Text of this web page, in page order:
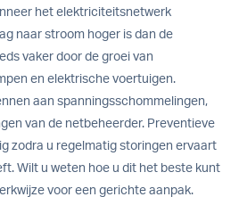
het elektriciteitsnetwerk
naar stroom hoger is dan de
vaker door de groei van
en elektrische voertuigen.
aan spanningsschommelingen,
van de netbeheerder. Preventieve
zodra u regelmatig storingen ervaart
Wilt u weten hoe u dit het beste kunt
voor een gerichte aanpak.